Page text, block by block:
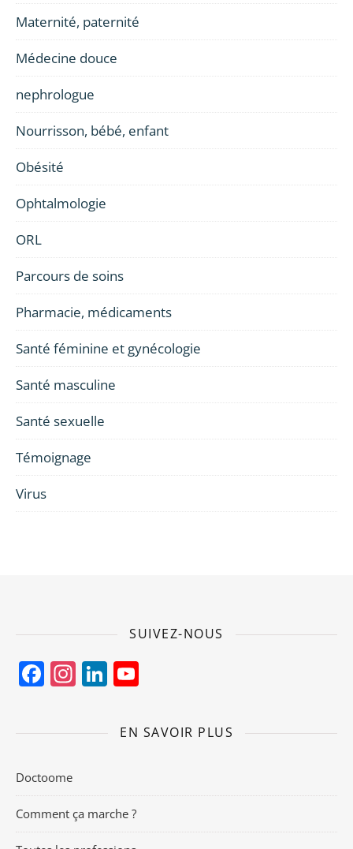
Maternité, paternité
Médecine douce
nephrologue
Nourrisson, bébé, enfant
Obésité
Ophtalmologie
ORL
Parcours de soins
Pharmacie, médicaments
Santé féminine et gynécologie
Santé masculine
Santé sexuelle
Témoignage
Virus
SUIVEZ-NOUS
Facebook
Instagram
LinkedIn
EN SAVOIR PLUS
Doctoome
Comment ça marche ?